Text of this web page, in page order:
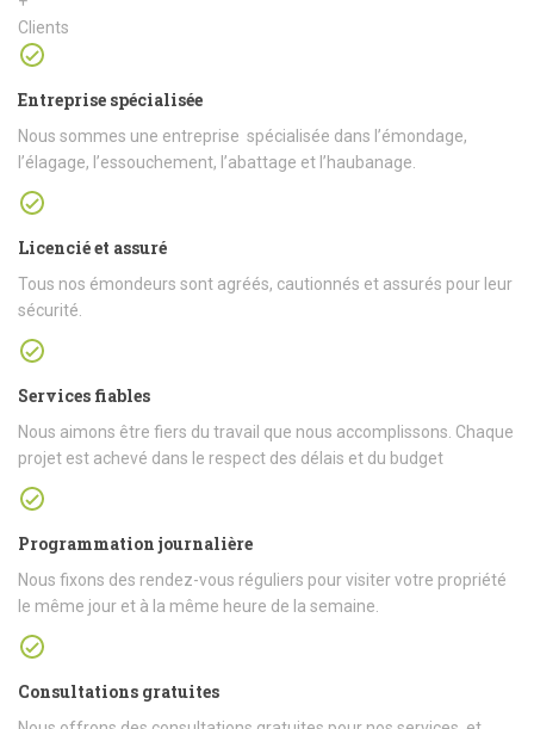
Clients
Entreprise spécialisée
Nous sommes une entreprise spécialisée dans l’émondage,
l’élagage, l’essouchement, l’abattage et l’haubanage.
Licencié et assuré
Tous nos émondeurs sont agréés, cautionnés et assurés pour leur
sécurité.
Services fiables
Nous aimons être fiers du travail que nous accomplissons. Chaque
projet est achevé dans le respect des délais et du budget
Programmation journalière
Nous fixons des rendez-vous réguliers pour visiter votre propriété
le même jour et à la même heure de la semaine.
Consultations gratuites